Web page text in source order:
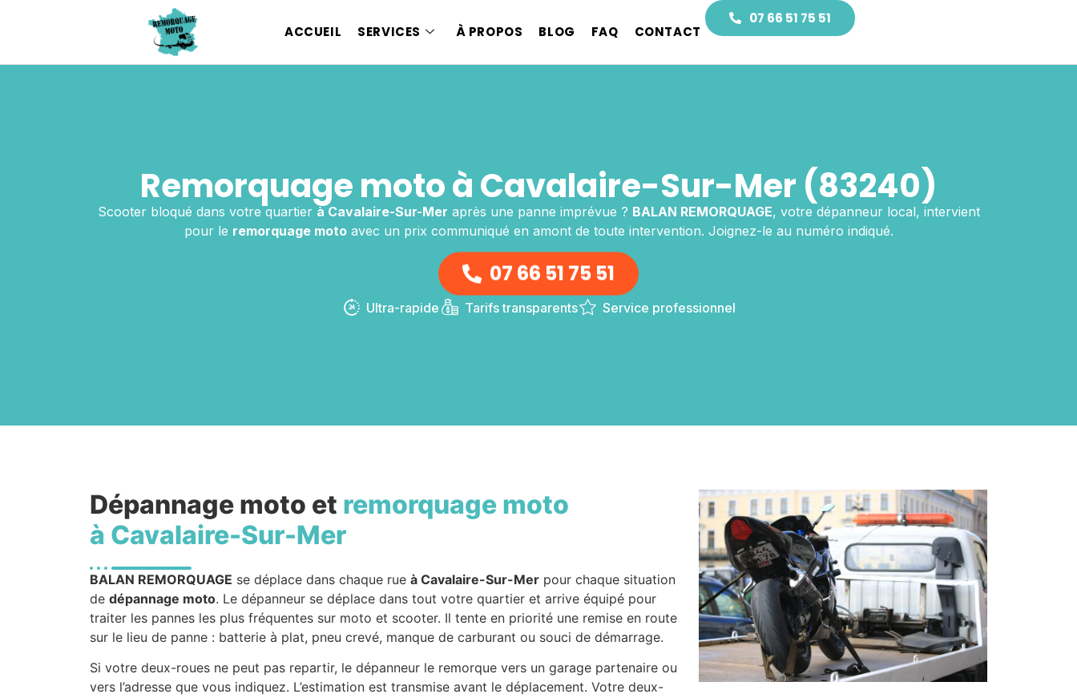
ACCUEIL SERVICES À PROPOS BLOG FAQ CONTACT
07 66 51 75 51
Remorquage moto à Cavalaire-Sur-Mer (83240)
Scooter bloqué dans votre quartier à Cavalaire-Sur-Mer après une panne imprévue ? BALAN REMORQUAGE, votre dépanneur local, intervient
pour le remorquage motoavec un prix communiqué en amont de toute intervention. Joignez-le au numéro indiqué.
07 66 51 75 51
Ultra-rapide Tarifs transparents Service professionnel
Dépannage moto et remorquage moto
à Cavalaire-Sur-Mer
BALAN REMORQUAGE se déplace dans chaque rue à Cavalaire-Sur-Mer pour chaque situation
de dépannage moto. Le dépanneur se déplace dans tout votre quartier et arrive équipé pour
traiter les pannes les plus fréquentes sur moto et scooter. Il tente en priorité une remise en route
sur le lieu de panne : batterie à plat, pneu crevé, manque de carburant ou souci de démarrage.
Si votre deux-roues ne peut pas repartir, le dépanneur le remorque vers un garage partenaire ou
vers l’adresse que vous indiquez. L’estimation est transmise avant le déplacement. Votre deux-